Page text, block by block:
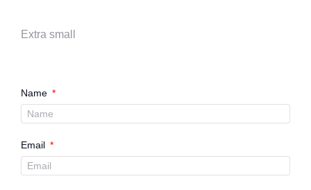
Extra small
Name
Email